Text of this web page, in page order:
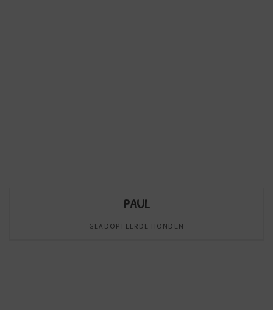
PAUL
GEADOPTEERDE HONDEN